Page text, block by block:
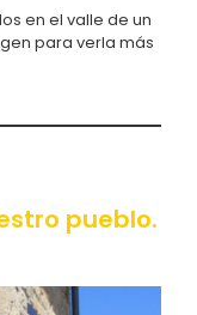
en el valle de un
para verla más
pueblo.